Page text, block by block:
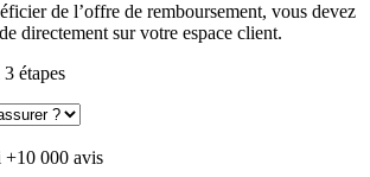
de l’offre de remboursement, vous devez
directement sur votre espace client.
étapes
+10 000 avis